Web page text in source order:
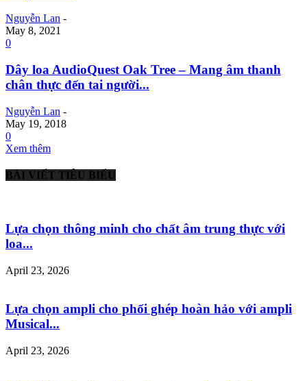
Nguyễn Lan -
May 8, 2021
0
Dây loa AudioQuest Oak Tree – Mang âm thanh
chân thực đến tai người...
Nguyễn Lan -
May 19, 2018
0
Xem thêm
BÀI VIẾT TIÊU BIỂU
Lựa chọn thông minh cho chất âm trung thực với
loa...
April 23, 2026
Lựa chọn ampli cho phối ghép hoàn hảo với ampli
Musical...
April 23, 2026